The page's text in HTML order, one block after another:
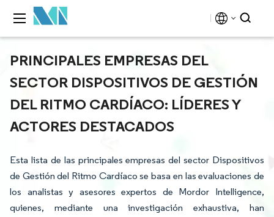
PRINCIPALES EMPRESAS DEL
SECTOR DISPOSITIVOS DE GESTIÓN
DEL RITMO CARDÍACO: LÍDERES Y
ACTORES DESTACADOS
Esta lista de las principales empresas del sector Dispositivos
de Gestión del Ritmo Cardíaco se basa en las evaluaciones de
los analistas y asesores expertos de Mordor Intelligence,
quienes, mediante una investigación exhaustiva, han